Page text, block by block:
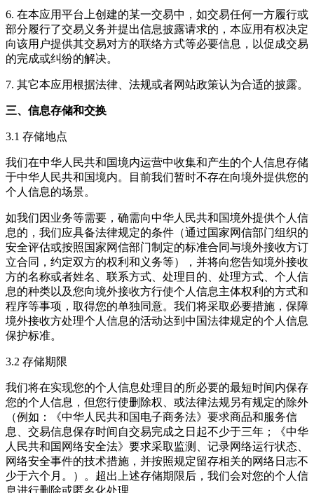
6. 在本应用平台上创建的某一交易中，如交易任何一方履行或
部分履行了交易义务并提出信息披露请求的，本应用有权决定
向该用户提供其交易对方的联络方式等必要信息，以促成交易
的完成或纠纷的解决。
7. 其它本应用根据法律、法规或者网站政策认为合适的披露。
三、信息存储和交换
3.1 存储地点
我们在中华人民共和国境内运营中收集和产生的个人信息存储
于中华人民共和国境内。目前我们暂时不存在向境外提供您的
个人信息的场景。
如我们因业务等需要，确需向中华人民共和国境外提供个人信
息的，我们应具备法律规定的条件（通过国家网信部门组织的
安全评估或按照国家网信部门制定的标准合同与境外接收方订
立合同，约定双方的权利和义务等），并将向您告知境外接收
方的名称或者姓名、联系方式、处理目的、处理方式、个人信
息的种类以及您向境外接收方行使个人信息主体权利的方式和
程序等事项，取得您的单独同意。我们将采取必要措施，保障
境外接收方处理个人信息的活动达到中国法律规定的个人信息
保护标准。
3.2 存储期限
我们将在实现您的个人信息处理目的所必要的最短时间内保存
您的个人信息，但您行使删除权、或法律法规另有规定的除外
（例如：《中华人民共和国电子商务法》要求商品和服务信
息、交易信息保存时间自交易完成之日起不少于三年；《中华
人民共和国网络安全法》要求采取监测、记录网络运行状态、
网络安全事件的技术措施，并按照规定留存相关的网络日志不
少于六个月。）。超出上述存储期限后，我们会对您的个人信
息进行删除或匿名化处理。